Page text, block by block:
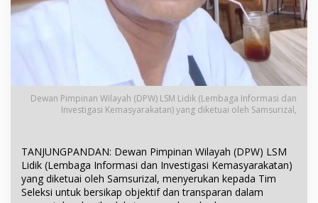
Dewan Pimpinan Wilayah (DPW) LSM Lidik (Lembaga Informasi dan
Investigasi Kemasyarakatan) yang diketuai oleh Samsurizal,
TANJUNGPANDAN: Dewan Pimpinan Wilayah (DPW) LSM
Lidik (Lembaga Informasi dan Investigasi Kemasyarakatan)
yang diketuai oleh Samsurizal, menyerukan kepada Tim
Seleksi untuk bersikap objektif dan transparan dalam